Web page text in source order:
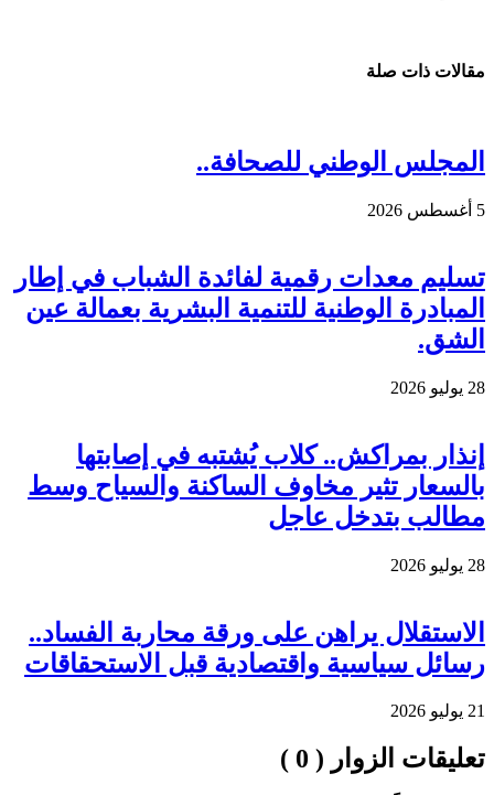
مقالات ذات صلة
المجلس الوطني للصحافة..
5 أغسطس 2026
تسليم معدات رقمية لفائدة الشباب في إطار
المبادرة الوطنية للتنمية البشرية بعمالة عين
الشق.
28 يوليو 2026
إنذار بمراكش.. كلاب يُشتبه في إصابتها
بالسعار تثير مخاوف الساكنة والسياح وسط
مطالب بتدخل عاجل
28 يوليو 2026
الاستقلال يراهن على ورقة محاربة الفساد..
رسائل سياسية واقتصادية قبل الاستحقاقات
21 يوليو 2026
تعليقات الزوار ( 0 )